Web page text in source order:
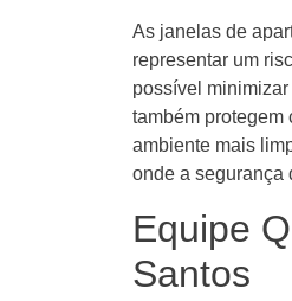
As janelas de
representar um
possível
também protegem
ambiente mais
onde a segurança
Equipe
Santos